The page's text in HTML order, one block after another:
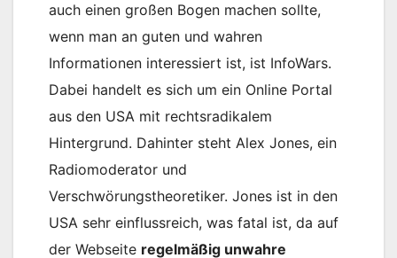
auch einen großen Bogen machen sollte,
wenn man an guten und wahren
Informationen interessiert ist, ist InfoWars.
Dabei handelt es sich um ein Online Portal
aus den USA mit rechtsradikalem
Hintergrund. Dahinter steht Alex Jones, ein
Radiomoderator und
Verschwörungstheoretiker. Jones ist in den
USA sehr einflussreich, was fatal ist, da auf
der Webseite regelmäßig unwahre